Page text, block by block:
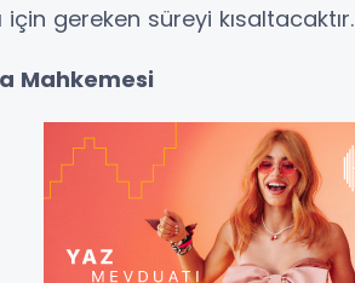
için gereken süreyi kısaltacaktır.
Mahkemesi